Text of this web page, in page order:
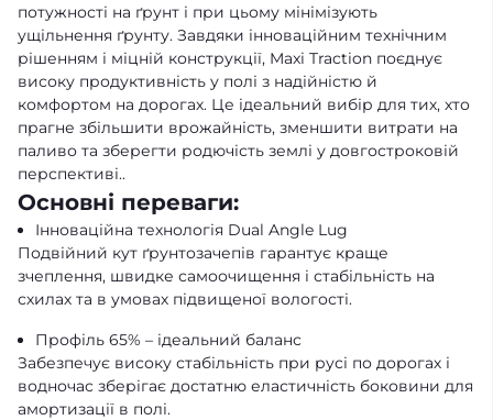
потужності на ґрунт і при цьому мінімізують
ущільнення ґрунту. Завдяки інноваційним технічним
рішенням і міцній конструкції, Maxi Traction поєднує
високу продуктивність у полі з надійністю й
комфортом на дорогах. Це ідеальний вибір для тих, хто
прагне збільшити врожайність, зменшити витрати на
паливо та зберегти родючість землі у довгостроковій
перспективі..
Основні переваги:
Інноваційна технологія Dual Angle Lug
Подвійний кут ґрунтозачепів гарантує краще
зчеплення, швидке самоочищення і стабільність на
схилах та в умовах підвищеної вологості.
Профіль 65% – ідеальний баланс
Забезпечує високу стабільність при русі по дорогах і
водночас зберігає достатню еластичність боковини для
амортизації в полі.